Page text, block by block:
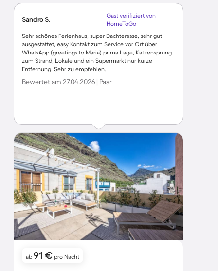
Sandro S.
Gast verifiziert von
HomeToGo
Sehr schönes Ferienhaus, super Dachterasse, sehr gut
ausgestattet, easy Kontakt zum Service vor Ort über
WhatsApp (greetings to Maria) prima Lage, Katzensprung
zum Strand, Lokale und ein Supermarkt nur kurze
Entfernung. Sehr zu empfehlen.
Bewertet am 27.04.2026 | Paar
ab 91 € pro Nacht